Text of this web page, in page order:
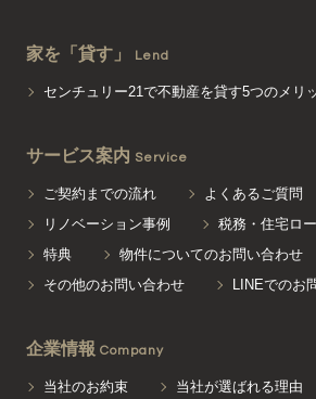
家を「貸す」 Lend
センチュリー21で不動産を貸す5つのメリ
サービス案内 Service
ご契約までの流れ
よくあるご質問
リノベーション事例
税務・住宅ロ
特典
物件についてのお問い合わせ
その他のお問い合わせ
LINEでのお
企業情報 Company
当社のお約束
当社が選ばれる理由